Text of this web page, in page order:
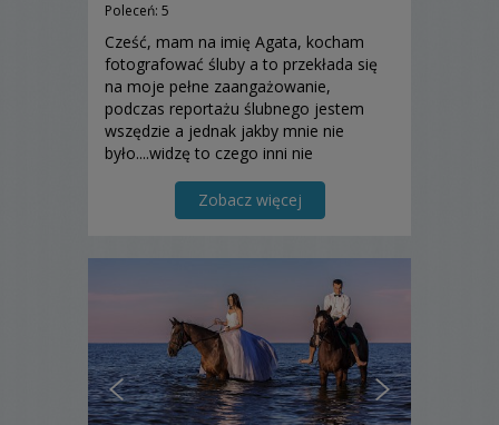
Poleceń: 5
Cześć, mam na imię Agata, kocham
fotografować śluby a to przekłada się
na moje pełne zaangażowanie,
podczas reportażu ślubnego jestem
wszędzie a jednak jakby mnie nie
było....widzę to czego inni nie
podczas procesu retuszu, pracuję na
terenie województwa lubuskiego, ale
szczególni...
Zobacz więcej